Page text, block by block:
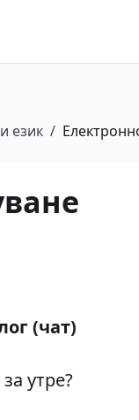
език /
(чат)
утре?